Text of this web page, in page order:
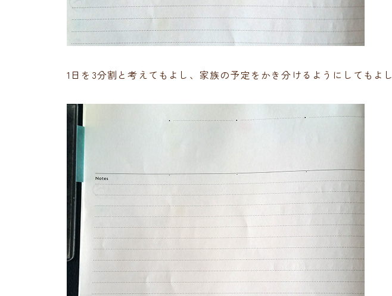
1日を3分割と考えてもよし、家族の予定をかき分けるようにしてもよし